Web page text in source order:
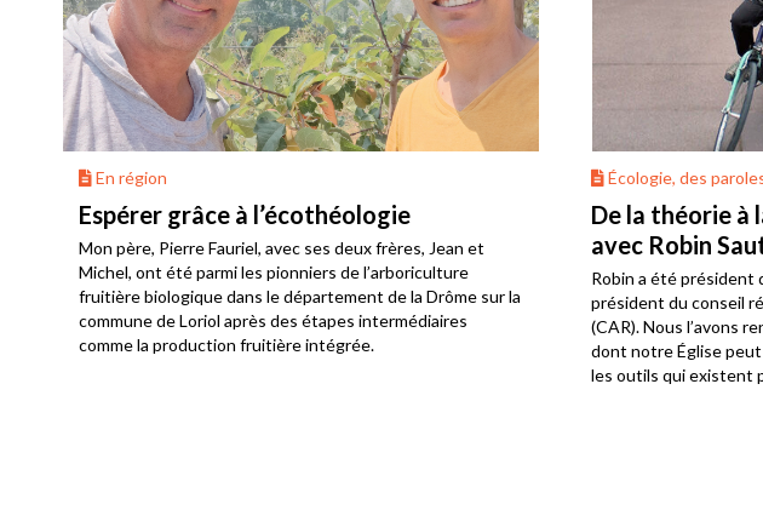
En région
Espérer grâce à l’écothéologie
Mon père, Pierre Fauriel, avec ses deux frères, Jean et
Michel, ont été parmi les pionniers de l’arboriculture
fruitière biologique dans le département de la Drôme sur la
commune de Loriol après des étapes intermédiaires
comme la production fruitière intégrée.
Écologie, des
De la théorie à
avec Robin
Robin a été président
président du conseil
(CAR). Nous l’avons
dont notre Église
les outils qui existent